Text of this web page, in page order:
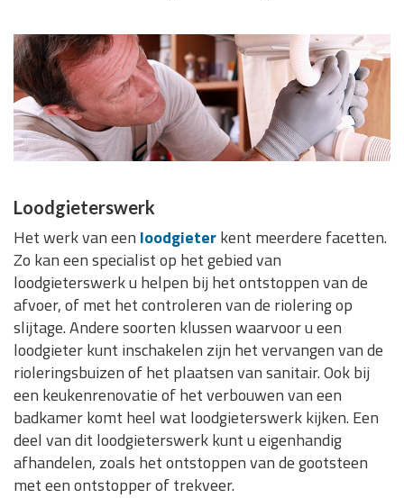
Loodgieterswerk
Het werk van een loodgieterkent meerdere facetten.
Zo kan een specialist op het gebied van
loodgieterswerk u helpen bij het ontstoppen van de
afvoer, of met het controleren van de riolering op
slijtage. Andere soorten klussen waarvoor u een
loodgieter kunt inschakelen zijn het vervangen van de
rioleringsbuizen of het plaatsen van sanitair. Ook bij
een keukenrenovatie of het verbouwen van een
badkamer komt heel wat loodgieterswerk kijken. Een
deel van dit loodgieterswerk kunt u eigenhandig
afhandelen, zoals het ontstoppen van de gootsteen
met een ontstopper of trekveer.